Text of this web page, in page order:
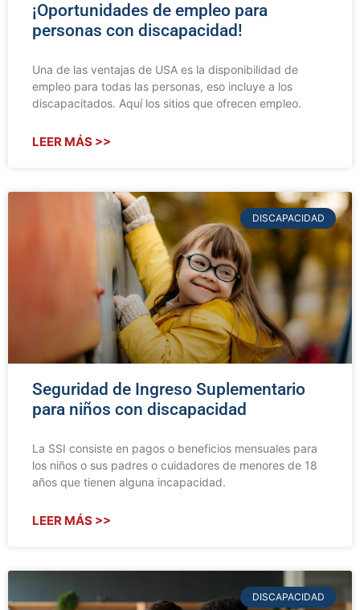
¡Oportunidades de empleo para
personas con discapacidad!
Una de las ventajas de USA es la disponibilidad de
empleo para todas las personas, eso incluye a los
discapacitados. Aquí los sitios que ofrecen empleo.
LEER MÁS >>
DISCAPACIDAD
Seguridad de Ingreso Suplementario
para niños con discapacidad
La SSI consiste en pagos o beneficios mensuales para
los niños o sus padres o cuidadores de menores de 18
años que tienen alguna incapacidad.
LEER MÁS >>
DISCAPACIDAD